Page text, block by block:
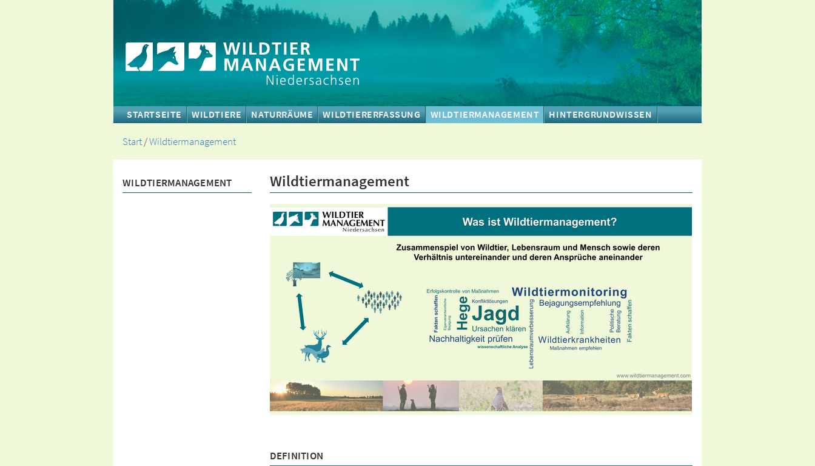
STARTSEITE WILDTIERE NATURRÄUME WILDTIERERFASSUNG WILDTIERMANAGEMENT HINTERGRUNDWISSEN
Start/Wildtiermanagement
WILDTIERMANAGEMENT Wildtiermanagement
DEFINITION